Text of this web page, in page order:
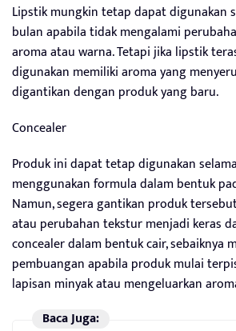
Lipstik mungkin tetap dapat digunakan
bulan apabila tidak mengalami
aroma atau warna. Tetapi jika lipstik
digunakan memiliki aroma yang
digantikan dengan produk yang baru.
Concealer
Produk ini dapat tetap digunakan
menggunakan formula dalam bentuk
Namun, segera gantikan produk
atau perubahan tekstur menjadi keras
concealer dalam bentuk cair, sebaiknya
pembuangan apabila produk mulai
lapisan minyak atau mengeluarkan
Baca Juga: